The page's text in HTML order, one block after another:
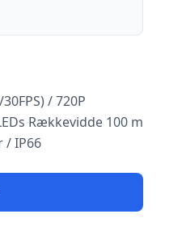
/ 720P
Rækkevidde 100 m
/ IP66